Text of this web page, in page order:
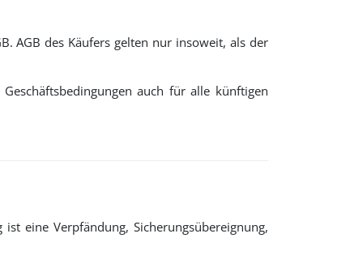
AGB des Käufers gelten nur insoweit, als der
auch für alle künftigen
eine Verpfändung, Sicherungsübereignung,